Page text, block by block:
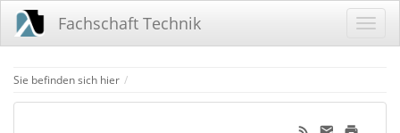
Fachschaft Technik
Sie befinden sich hier